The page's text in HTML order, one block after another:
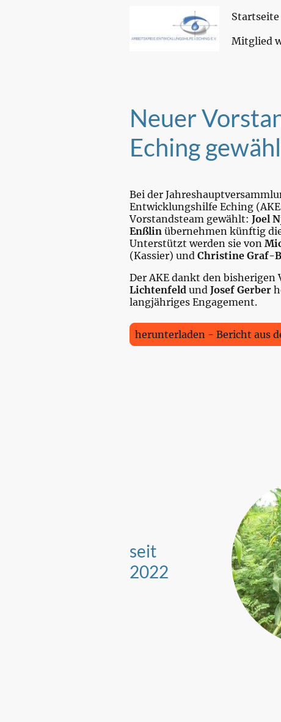
Startseite
Mitglied
Neuer
Eching
Bei der
Entwicklungshilfe Eching
Vorstandsteam gewählt: Joel
Enßlin übernehmen künftig
Unterstützt werden sie von
(Kassier) und Christine Graf-
Der AKE dankt den bisherigen
Lichtenfeld und Josef Gerber
langjähriges Engagement.
herunterladen - Bericht aus
seit
2022